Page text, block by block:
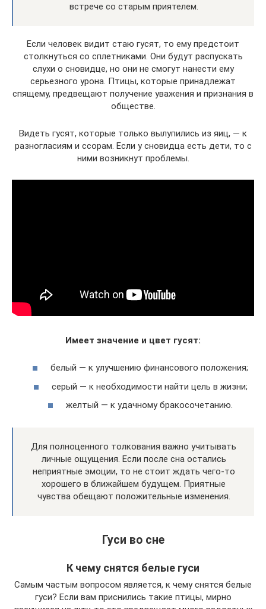
встрече со старым приятелем.
Если человек видит стаю гусят, то ему предстоит
столкнуться со сплетниками. Они будут распускать
слухи о сновидце, но они не смогут нанести ему
серьезного урона. Птицы, которые принадлежат
спящему, предвещают получение уважения и признания в
обществе.
Видеть гусят, которые только вылупились из яиц, — к
разногласиям и ссорам. Если у сновидца есть дети, то с
ними возникнут проблемы.
Имеет значение и цвет гусят:
белый — к улучшению финансового положения;
серый — к необходимости найти цель в жизни;
желтый — к удачному бракосочетанию.
Для полноценного толкования важно учитывать
личные ощущения. Если после сна остались
неприятные эмоции, то не стоит ждать чего-то
хорошего в ближайшем будущем. Приятные
чувства обещают положительные изменения.
Гуси во сне
К чему снятся белые гуси
Самым частым вопросом является, к чему снятся белые
гуси? Если вам приснились такие птицы, мирно